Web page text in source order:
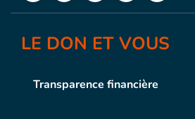
LE DON ET VOUS
Transparence financière